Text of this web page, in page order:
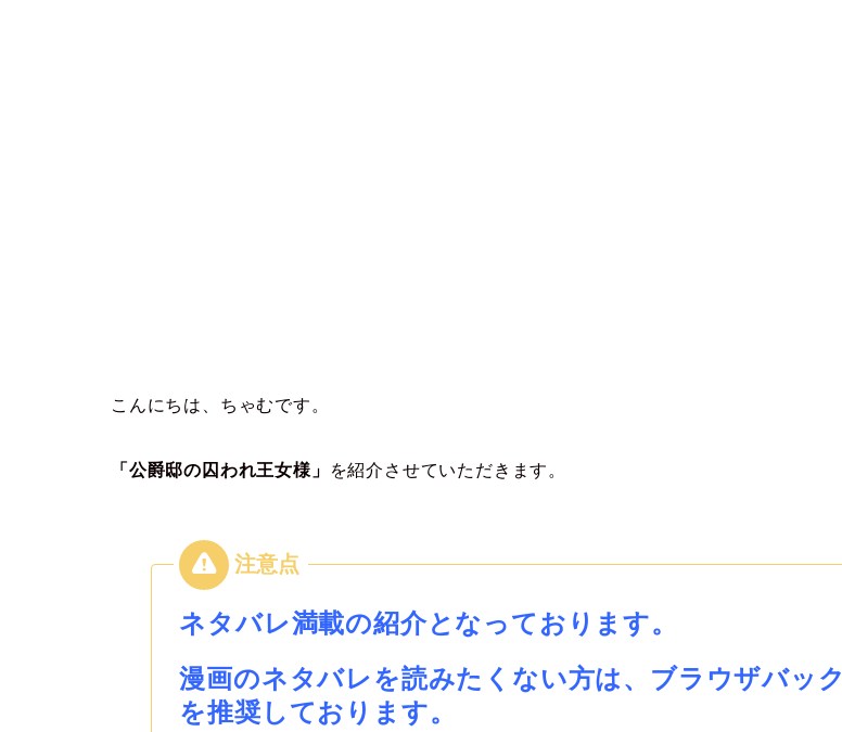
こんにちは、ちゃむです。
「公爵邸の囚われ王女様」 を紹介させていただきます。
ネタバレ満載の紹介となっております。
漫画のネタバレを読みたくない方は、ブラウザバック
を推奨しております。